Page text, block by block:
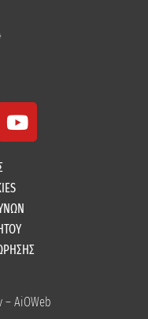
Y
o
b
e
– AiOWeb